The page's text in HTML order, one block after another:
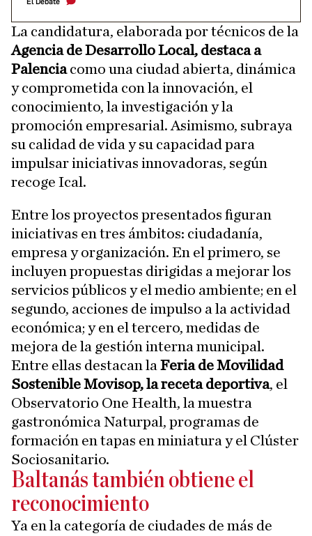
La candidatura, elaborada por técnicos de la
Agencia de Desarrollo Local, destaca a
Palenciacomo una ciudad abierta, dinámica
y comprometida con la innovación, el
conocimiento, la investigación y la
promoción empresarial. Asimismo, subraya
su calidad de vida y su capacidad para
impulsar iniciativas innovadoras, según
recoge Ical.
Entre los proyectos presentados figuran
iniciativas en tres ámbitos: ciudadanía,
empresa y organización. En el primero, se
incluyen propuestas dirigidas a mejorar los
servicios públicos y el medio ambiente; en el
segundo, acciones de impulso a la actividad
económica; y en el tercero, medidas de
mejora de la gestión interna municipal.
Entre ellas destacan la Feria de Movilidad
Sostenible Movisop, la receta deportiva, el
Observatorio One Health, la muestra
gastronómica Naturpal, programas de
formación en tapas en miniatura y el Clúster
Sociosanitario.
Baltanás también obtiene el
reconocimiento
Ya en la categoría de ciudades de más de